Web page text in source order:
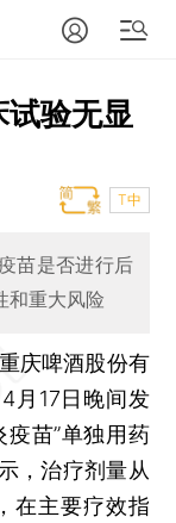
验无显
T中
苗是否进行后
和重大风险
重庆啤酒股份有
4月17日晚间发
苗”单独用药
，治疗剂量从
在主要疗效指